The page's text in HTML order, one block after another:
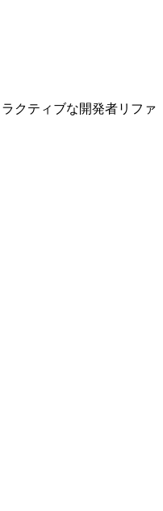
クティブな開発者リファ